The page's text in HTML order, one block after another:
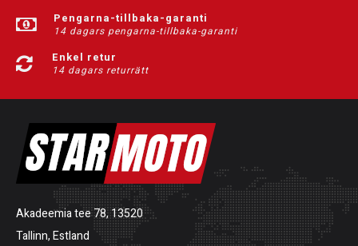
Pengarna-tillbaka-garanti
14 dagars pengarna-tillbaka-garanti
Enkel retur
14 dagars returrätt
Akadeemia tee 78, 13520
Tallinn, Estland